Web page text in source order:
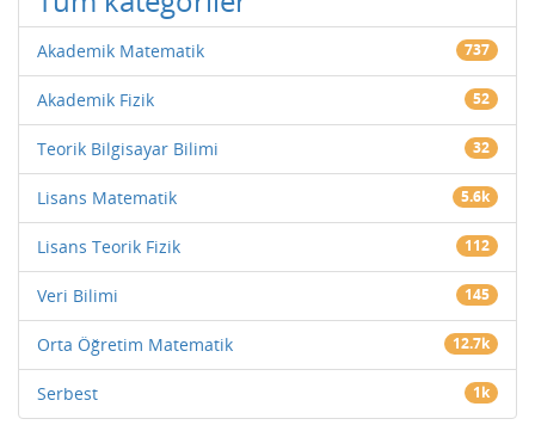
Akademik Matematik 737
Akademik Fizik 52
Teorik Bilgisayar Bilimi 32
Lisans Matematik 5.6k
Lisans Teorik Fizik 112
Veri Bilimi 145
Orta Öğretim Matematik 12.7k
Serbest 1k